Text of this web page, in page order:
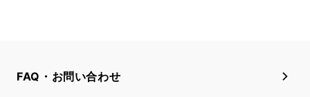
FAQ・お問い合わせ